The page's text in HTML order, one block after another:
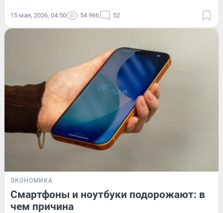
15 мая, 2026, 04:50 54 966 52
ЭКОНОМИКА
Смартфоны и ноутбуки подорожают: в
чем причина